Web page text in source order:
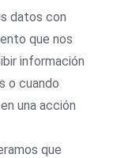
datos con
que nos
información
o cuando
una acción
que